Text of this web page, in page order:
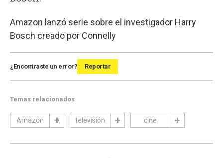
Amazon lanzó serie sobre el investigador Harry
Bosch creado por Connelly
¿Encontraste un error? Reportar
Temas relacionados
Amazon televisión cine